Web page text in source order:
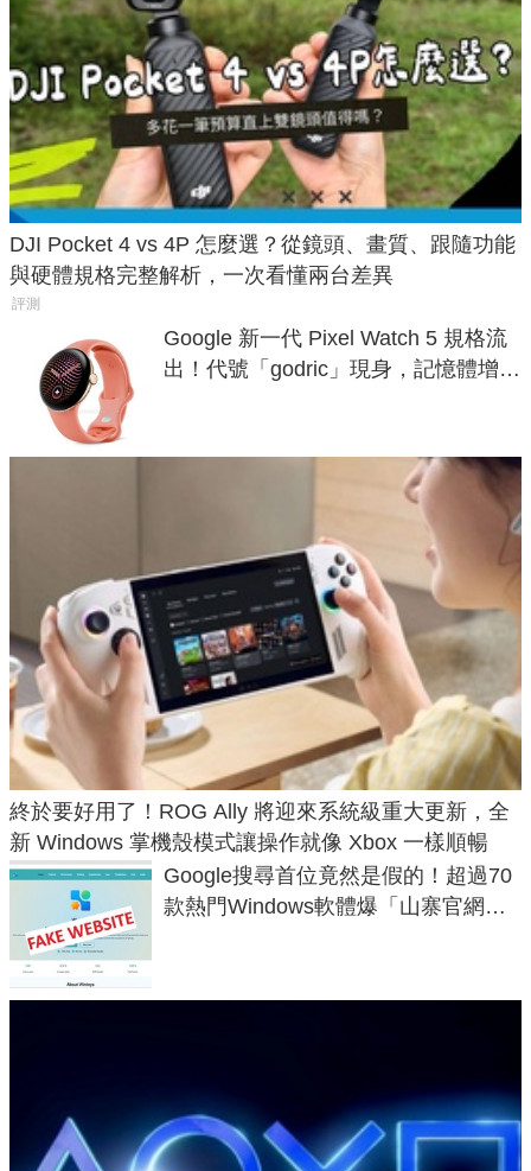
DJI Pocket 4 vs 4P 怎麼選？從鏡頭、畫質、跟隨功能
與硬體規格完整解析，一次看懂兩台差異
評測
Google 新一代 Pixel Watch 5 規格流
出！代號「godric」現身，記憶體增強
終於要好用了！ROG Ally 將迎來系統級重大更新，全
新 Windows 掌機殼模式讓操作就像 Xbox 一樣順暢
Google搜尋首位竟然是假的！超過70
款熱門Windows軟體爆「山寨官網」